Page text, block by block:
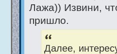
Лажа)) Извини,
пришло.
Далее,